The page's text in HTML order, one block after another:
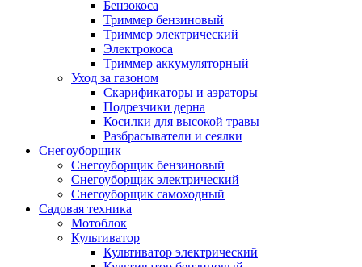
Бензокоса
Триммер бензиновый
Триммер электрический
Электрокоса
Триммер аккумуляторный
Уход за газоном
Скарификаторы и аэраторы
Подрезчики дерна
Косилки для высокой травы
Разбрасыватели и сеялки
Снегоуборщик
Снегоуборщик бензиновый
Снегоуборщик электрический
Снегоуборщик самоходный
Садовая техника
Мотоблок
Культиватор
Культиватор электрический